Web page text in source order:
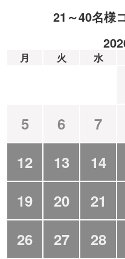
21～40名様
月 火 水
5
6 7
12
13 14
19
20 21
26
27 28